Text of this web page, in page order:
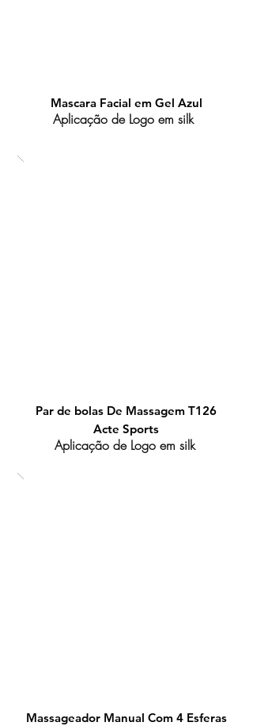
Mascara Facial em Gel Azul
Aplicação de Logo em silk
Par de bolas De Massagem T126
Acte Sports
Aplicação de Logo em silk
Massageador Manual Com 4 Esferas